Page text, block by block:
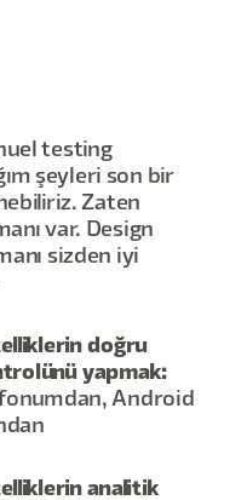
testing
şeyleri son bir
Zaten
var. Design
sizden iyi
doğru
yapmak:
Android
analitik